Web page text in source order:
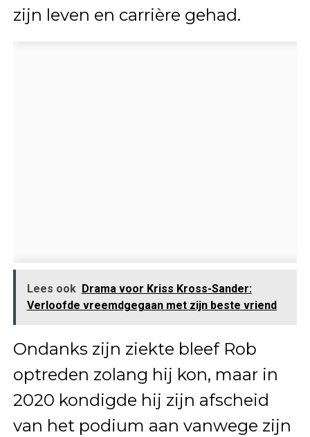
zijn leven en carrière gehad.
Lees ook Drama voor Kriss Kross-Sander:
Verloofde vreemdgegaan met zijn beste vriend
Ondanks zijn ziekte bleef Rob
optreden zolang hij kon, maar in
2020 kondigde hij zijn afscheid
van het podium aan vanwege zijn